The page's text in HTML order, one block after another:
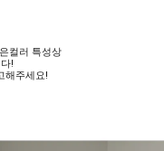
컬러 특성상
!
해주세요!